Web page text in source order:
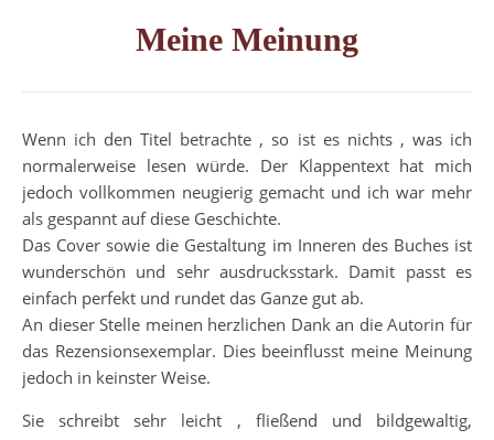
Meine Meinung
Wenn ich den Titel betrachte , so ist es nichts , was ich
normalerweise lesen würde. Der Klappentext hat mich
jedoch vollkommen neugierig gemacht und ich war mehr
als gespannt auf diese Geschichte.
Das Cover sowie die Gestaltung im Inneren des Buches ist
wunderschön und sehr ausdrucksstark. Damit passt es
einfach perfekt und rundet das Ganze gut ab.
An dieser Stelle meinen herzlichen Dank an die Autorin für
das Rezensionsexemplar. Dies beeinflusst meine Meinung
jedoch in keinster Weise.
Sie schreibt sehr leicht , fließend und bildgewaltig,